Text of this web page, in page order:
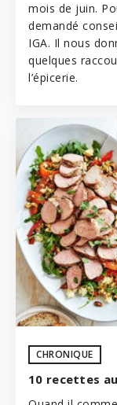
mois de juin.
demandé
IGA. Il nous
quelques
l’épicerie.
CHRONIQUE
10 recettes